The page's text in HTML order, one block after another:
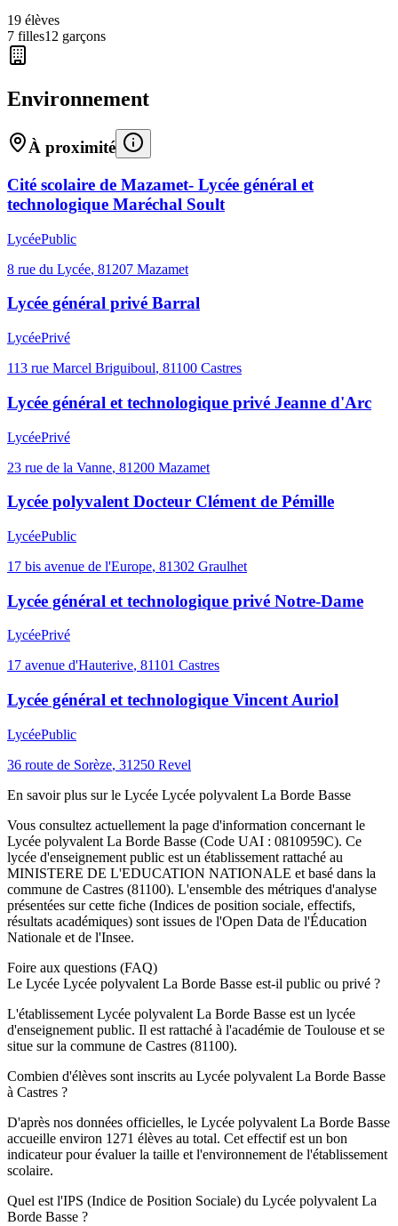
19 élèves
7 filles12 garçons
Environnement
À proximité
Cité scolaire de Mazamet- Lycée général et
technologique Maréchal Soult
LycéePublic
8 rue du Lycée, 81207 Mazamet
Lycée général privé Barral
LycéePrivé
113 rue Marcel Briguiboul, 81100 Castres
Lycée général et technologique privé Jeanne d'Arc
LycéePrivé
23 rue de la Vanne, 81200 Mazamet
Lycée polyvalent Docteur Clément de Pémille
LycéePublic
17 bis avenue de l'Europe, 81302 Graulhet
Lycée général et technologique privé Notre-Dame
LycéePrivé
17 avenue d'Hauterive, 81101 Castres
Lycée général et technologique Vincent Auriol
LycéePublic
36 route de Sorèze, 31250 Revel
En savoir plus sur le Lycée Lycée polyvalent La Borde Basse
Vous consultez actuellement la page d'information concernant le
Lycée polyvalent La Borde Basse (Code UAI : 0810959C). Ce
lycée d'enseignement public est un établissement rattaché au
MINISTERE DE L'EDUCATION NATIONALE et basé dans la
commune de Castres (81100). L'ensemble des métriques d'analyse
présentées sur cette fiche (Indices de position sociale, effectifs,
résultats académiques) sont issues de l'Open Data de l'Éducation
Nationale et de l'Insee.
Foire aux questions (FAQ)
Le Lycée Lycée polyvalent La Borde Basse est-il public ou privé ?
L'établissement Lycée polyvalent La Borde Basse est un lycée
d'enseignement public. Il est rattaché à l'académie de Toulouse et se
situe sur la commune de Castres (81100).
Combien d'élèves sont inscrits au Lycée polyvalent La Borde Basse
à Castres ?
D'après nos données officielles, le Lycée polyvalent La Borde Basse
accueille environ 1271 élèves au total. Cet effectif est un bon
indicateur pour évaluer la taille et l'environnement de l'établissement
scolaire.
Quel est l'IPS (Indice de Position Sociale) du Lycée polyvalent La
Borde Basse ?